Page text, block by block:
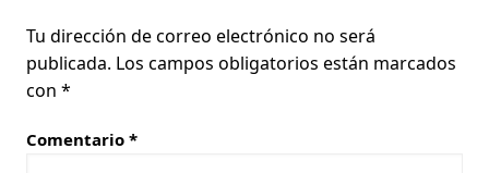
Tu dirección de correo electrónico no será
publicada. Los campos obligatorios están marcados
con *
Comentario *